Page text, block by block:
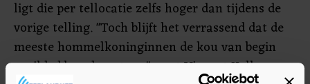
ligt die per tellocatie zelfs hoger dan tijdens de
vorige telling. "Toch blijft het verrassend dat de
meeste hommelkoninginnen de kou van begin
april hebben doorstaan", zegt Vincent Kalkman,